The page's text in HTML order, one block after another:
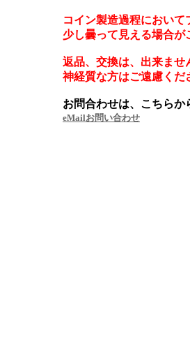
コイン製造過程におい
少し曇って見える場合が
返品、交換は、出来ませ
神経質な方はご遠慮くだ
お問合わせは、こちらか
eMailお問い合わせ